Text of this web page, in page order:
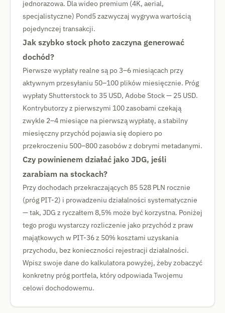
jednorazowa. Dla wideo premium (4K, aerial,
specjalistyczne) Pond5 zazwyczaj wygrywa wartością
pojedynczej transakcji.
Jak szybko stock photo zaczyna generować
dochód?
Pierwsze wypłaty realne są po 3–6 miesiącach przy
aktywnym przesyłaniu 50–100 plików miesięcznie. Próg
wypłaty Shutterstock to 35 USD, Adobe Stock — 25 USD.
Kontrybutorzy z pierwszymi 100 zasobami czekają
zwykle 2–4 miesiące na pierwszą wypłatę, a stabilny
miesięczny przychód pojawia się dopiero po
przekroczeniu 500–800 zasobów z dobrymi metadanymi.
Czy powinienem działać jako JDG, jeśli
zarabiam na stockach?
Przy dochodach przekraczających 85 528 PLN rocznie
(próg PIT-2) i prowadzeniu działalności systematycznie
— tak, JDG z ryczałtem 8,5% może być korzystna. Poniżej
tego progu wystarczy rozliczenie jako przychód z praw
majątkowych w PIT-36 z 50% kosztami uzyskania
przychodu, bez konieczności rejestracji działalności.
Wpisz swoje dane do kalkulatora powyżej, żeby zobaczyć
konkretny próg portfela, który odpowiada Twojemu
celowi dochodowemu.